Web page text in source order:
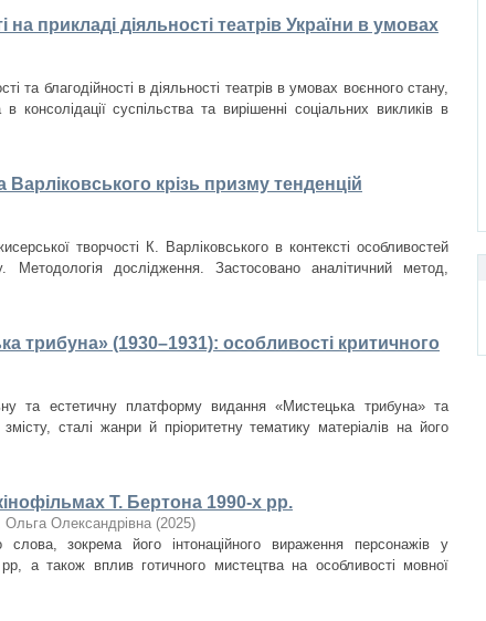
на прикладі діяльності театрів України в умовах
та благодійності в діяльності театрів в умовах воєнного стану,
консолідації суспільства та вирішенні соціальних викликів в
крізь призму тенденцій
творчості К. Варліковського в контексті особливостей
Методологія дослідження. Застосовано аналітичний метод,
трибуна» (1930–1931): особливості критичного
та естетичну платформу видання «Мистецька трибуна» та
сталі жанри й пріоритетну тематику матеріалів на його
Т. Бертона 1990-х рр.
Ольга Олександрівна (2025)
зокрема його інтонаційного вираження персонажів у
а також вплив готичного мистецтва на особливості мовної